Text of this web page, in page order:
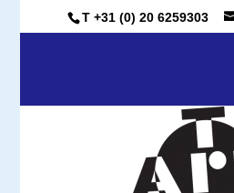
T +31 (0) 20 6259303